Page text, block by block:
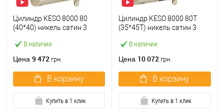
В наличии
Цилиндр KESO 8000 80
(40*40) никель сатин 3
Цена 9 472 грн.
В корзину
Купить в 1 клик
В наличии
Цилиндр KESO 8000 80T
(35*45T) никель сатин 3
Цена 10 072 грн.
В корзину
Купить в 1 клик